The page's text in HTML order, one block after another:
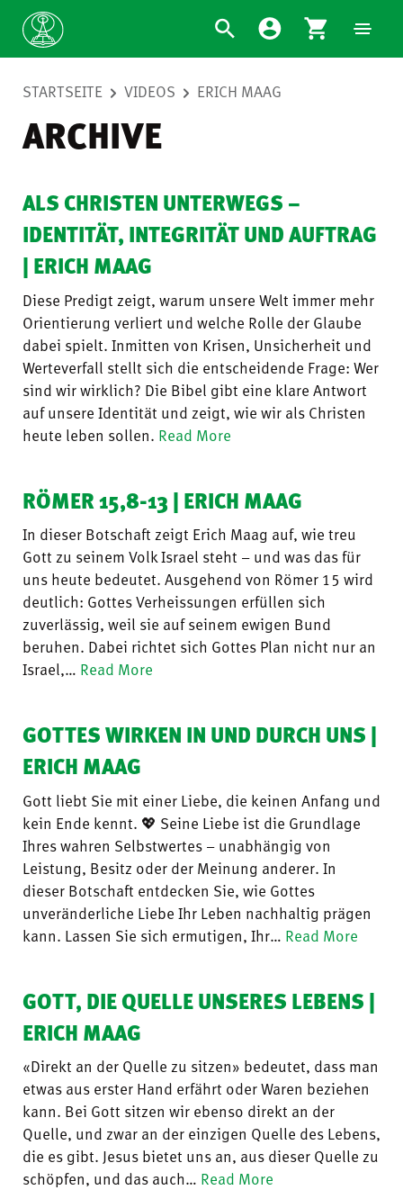
STARTSEITE VIDEOS ERICH MAAG
ARCHIVE
ALS CHRISTEN UNTERWEGS –
IDENTITÄT, INTEGRITÄT UND AUFTRAG
| ERICH MAAG
Diese Predigt zeigt, warum unsere Welt immer mehr
Orientierung verliert und welche Rolle der Glaube
dabei spielt. Inmitten von Krisen, Unsicherheit und
Werteverfall stellt sich die entscheidende Frage: Wer
sind wir wirklich? Die Bibel gibt eine klare Antwort
auf unsere Identität und zeigt, wie wir als Christen
heute leben sollen. Read More
RÖMER 15,8-13 | ERICH MAAG
In dieser Botschaft zeigt Erich Maag auf, wie treu
Gott zu seinem Volk Israel steht – und was das für
uns heute bedeutet. Ausgehend von Römer 15 wird
deutlich: Gottes Verheissungen erfüllen sich
zuverlässig, weil sie auf seinem ewigen Bund
beruhen. Dabei richtet sich Gottes Plan nicht nur an
Israel,… Read More
GOTTES WIRKEN IN UND DURCH UNS |
ERICH MAAG
Gott liebt Sie mit einer Liebe, die keinen Anfang und
kein Ende kennt. 💖 Seine Liebe ist die Grundlage
Ihres wahren Selbstwertes – unabhängig von
Leistung, Besitz oder der Meinung anderer. In
dieser Botschaft entdecken Sie, wie Gottes
unveränderliche Liebe Ihr Leben nachhaltig prägen
kann. Lassen Sie sich ermutigen, Ihr… Read More
GOTT, DIE QUELLE UNSERES LEBENS |
ERICH MAAG
«Direkt an der Quelle zu sitzen» bedeutet, dass man
etwas aus erster Hand erfährt oder Waren beziehen
kann. Bei Gott sitzen wir ebenso direkt an der
Quelle, und zwar an der einzigen Quelle des Lebens,
die es gibt. Jesus bietet uns an, aus dieser Quelle zu
schöpfen, und das auch… Read More